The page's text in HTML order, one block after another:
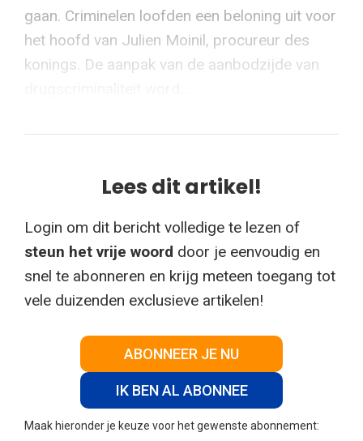
gaan. Criminelen loofden een beloning uit voor
het hoofd van Julien Moinil, procureur des
konings. De aanpak van de aanbodzijde van
Lees dit artikel!
Login om dit bericht volledige te lezen of
steun het vrije woord door je eenvoudig en
snel te abonneren en krijg meteen toegang tot
vele duizenden exclusieve artikelen!
ABONNEER JE NU
IK BEN AL ABONNEE
Maak hieronder je keuze voor het gewenste abonnement: